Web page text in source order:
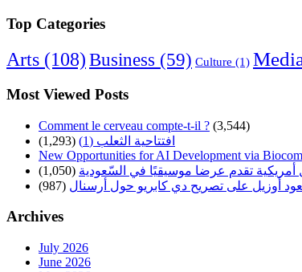
Top Categories
Arts (108) Business (59) Culture (1)
Most Viewed Posts
Comment le cerveau compte-t-il ? (3,544)
افتتاحية الثعلب (1)
(1,293)
New Opportunities for AI Development via
أمريكية تقدم عرضا موسيقيًا في السّعودية (1,050)
أوزيل على تصريح دي كابريو حول أرسنال (987)
Archives
July 2026
June 2026